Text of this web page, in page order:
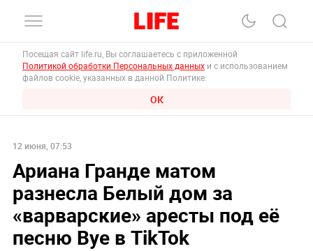
Посещая сайт life.ru, Вы соглашаетесь с приложенной
Политикой обработки Персональных данных и с использованием
файлов cookie, указанных в данной Политике.
ОК
12 июня, 07:53
Ариана Гранде матом
разнесла Белый дом за
«варварские» аресты под её
песню Bye в TikTok